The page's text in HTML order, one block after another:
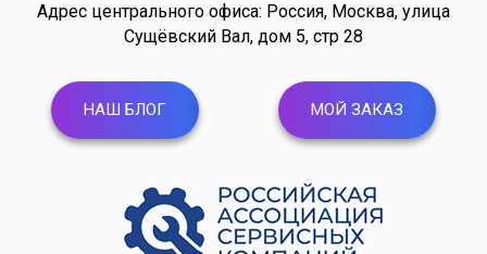
Адрес центрального офиса: Россия, Москва, улица
Сущёвский Вал, дом 5, стр 28
НАШ БЛОГ МОЙ ЗАКАЗ